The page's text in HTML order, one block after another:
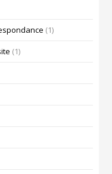
(1)
(1)